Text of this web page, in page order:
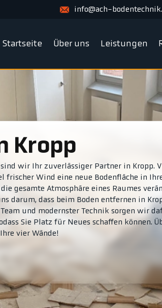
info@ach-
Startseite Über uns Leistungen
Kropp
wir Ihr zuverlässiger Partner in Kropp.
frischer Wind eine neue Bodenfläche in
gesamte Atmosphäre eines Raumes
darum, dass beim Boden entfernen in
und modernster Technik sorgen wir
Sie Platz für Neues schaffen können.
vier Wände!